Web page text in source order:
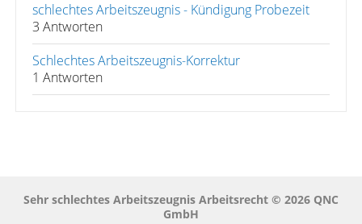
schlechtes Arbeitszeugnis - Kündigung Probezeit
3 Antworten
Schlechtes Arbeitszeugnis-Korrektur
1 Antworten
Sehr schlechtes Arbeitszeugnis Arbeitsrecht © 2026 QNC
GmbH